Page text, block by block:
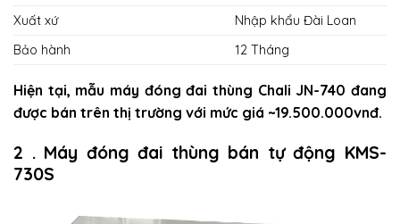
Xuất xứ
Nhập khẩu Đài Loan
Bảo hành
12 Tháng
Hiện tại, mẫu máy đóng đai thùng Chali JN-740 đang
được bán trên thị trường với mức giá ~19.500.000vnđ.
2 . Máy đóng đai thùng bán tự động KMS-
730S